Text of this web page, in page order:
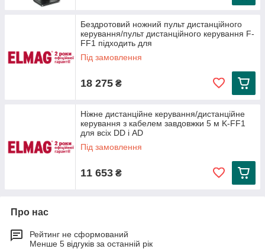
Бездротовий ножний пульт дистанційного
керування/пульт дистанційного керування F-
FF1 підходить для
Під замовлення
18 275 ₴
Ніжне дистанційне керування/дистанційне
керування з кабелем завдовжки 5 м K-FF1
для всіх DD і AD
Під замовлення
11 653 ₴
Про нас
Рейтинг не сформований
Менше 5 відгуків за останній рік